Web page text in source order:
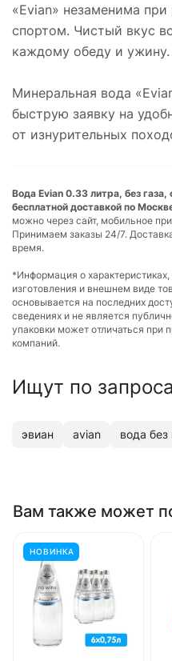
«Evian» незаменима при
спортом. Чистый вкус
каждому обеду и ужину.
Минеральная вода
быструю заявку на
от изнурительных
Вода Evian 0.33 литра, без
бесплатной доставкой по
можно через сайт, мобильное
Принимаем заказы 24/7.
время.
*Информация о
изготовления и внешнем виде
основывается на последних
сведениях и не является
упаковки может отличаться при
компаний.
Ищут по
эвиан avian вода без
Вам также может
НОВИНКА